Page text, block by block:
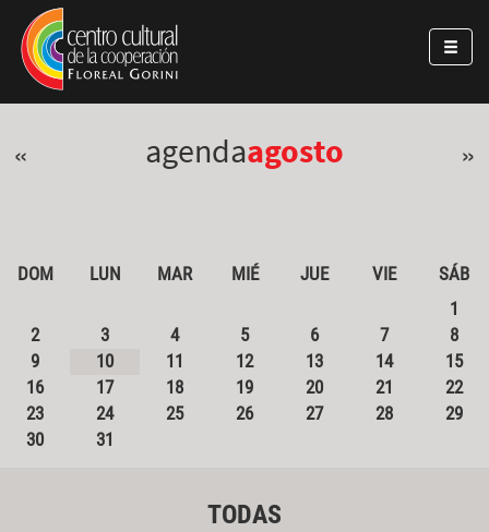
Pasar al contenido principal
Jump to main content
« agendaagosto »
DOM LUN MAR MIÉ JUE VIE
SÁB
1
2
3 4 5 6 7
8
9
10 11 12 13 14
15
16
17 18 19 20 21
22
23
24 25 26 27 28
29
30
31
TODAS